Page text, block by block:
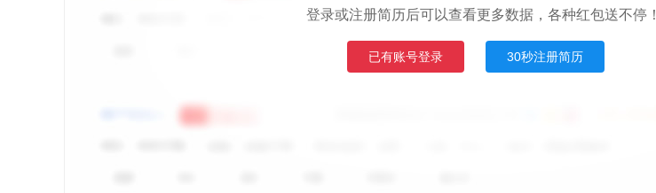
登录或注册简历后可以查看更多数据，各种红包送不停！
已有账号登录 30秒注册简历